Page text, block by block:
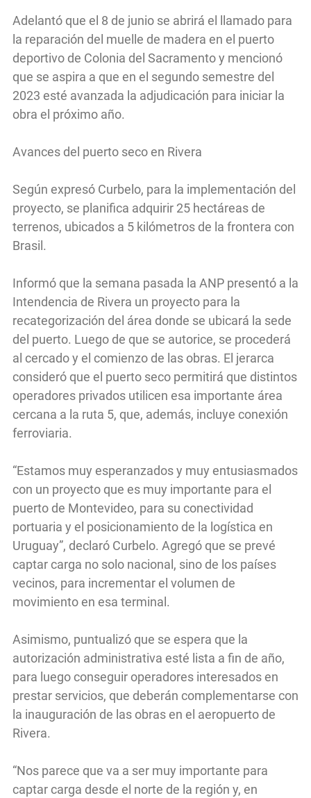
Adelantó que el 8 de junio se abrirá el llamado para
la reparación del muelle de madera en el puerto
deportivo de Colonia del Sacramento y mencionó
que se aspira a que en el segundo semestre del
2023 esté avanzada la adjudicación para iniciar la
obra el próximo año.
Avances del puerto seco en Rivera
Según expresó Curbelo, para la implementación del
proyecto, se planifica adquirir 25 hectáreas de
terrenos, ubicados a 5 kilómetros de la frontera con
Brasil.
Informó que la semana pasada la ANP presentó a la
Intendencia de Rivera un proyecto para la
recategorización del área donde se ubicará la sede
del puerto. Luego de que se autorice, se procederá
al cercado y el comienzo de las obras. El jerarca
consideró que el puerto seco permitirá que distintos
operadores privados utilicen esa importante área
cercana a la ruta 5, que, además, incluye conexión
ferroviaria.
“Estamos muy esperanzados y muy entusiasmados
con un proyecto que es muy importante para el
puerto de Montevideo, para su conectividad
portuaria y el posicionamiento de la logística en
Uruguay”, declaró Curbelo. Agregó que se prevé
captar carga no solo nacional, sino de los países
vecinos, para incrementar el volumen de
movimiento en esa terminal.
Asimismo, puntualizó que se espera que la
autorización administrativa esté lista a fin de año,
para luego conseguir operadores interesados en
prestar servicios, que deberán complementarse con
la inauguración de las obras en el aeropuerto de
Rivera.
“Nos parece que va a ser muy importante para
captar carga desde el norte de la región y, en